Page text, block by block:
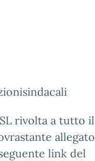
rivolta a tutto il
allegato
link del